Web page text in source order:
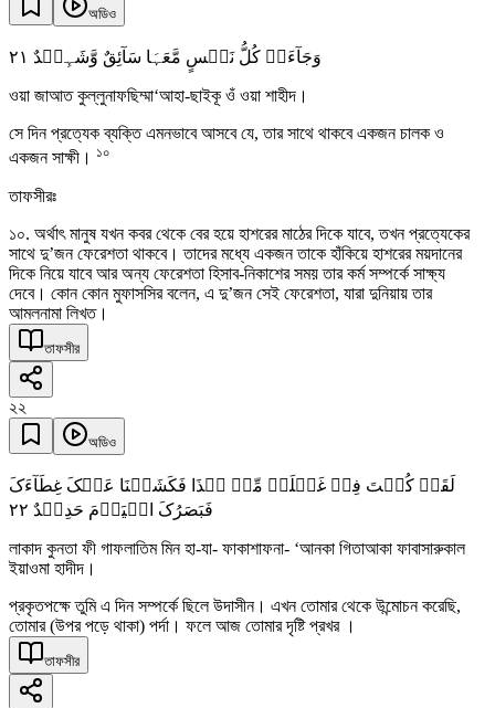
অডিও
وَجَآءَتۡ کُلُّ نَفۡسٍ مَّعَہَا سَآئِقٌ وَّشَہِیۡدٌ ٢١
ওয়া জাআত কুল্লুনাফছিম্মা‘আহা-ছাইকূ ওঁ ওয়া শাহীদ।
সে দিন প্রত্যেক ব্যক্তি এমনভাবে আসবে যে, তার সাথে থাকবে একজন চালক ও
একজন সাক্ষী। ১০
তাফসীরঃ
১০. অর্থাৎ মানুষ যখন কবর থেকে বের হয়ে হাশরের মাঠের দিকে যাবে, তখন প্রত্যেকের
সাথে দু’জন ফেরেশতা থাকবে। তাদের মধ্যে একজন তাকে হাঁকিয়ে হাশরের ময়দানের
দিকে নিয়ে যাবে আর অন্য ফেরেশতা হিসাব-নিকাশের সময় তার কর্ম সম্পর্কে সাক্ষ্য
দেবে। কোন কোন মুফাসসির বলেন, এ দু’জন সেই ফেরেশতা, যারা দুনিয়ায় তার
আমলনামা লিখত।
তাফসীর
২২
অডিও
لَقَدۡ کُنۡتَ فِیۡ غَفۡلَۃٍ مِّنۡ ہٰذَا فَکَشَفۡنَا عَنۡکَ غِطَآءَکَ
فَبَصَرُکَ الۡیَوۡمَ حَدِیۡدٌ ٢٢
লাকাদ কুনতা ফী গাফলাতিম মিন হা-যা- ফাকাশাফনা- ‘আনকা গিতাআকা ফাবাসারুকাল
ইয়াওমা হাদীদ।
প্রকৃতপক্ষে তুমি এ দিন সম্পর্কে ছিলে উদাসীন। এখন তোমার থেকে উন্মোচন করেছি,
তোমার (উপর পড়ে থাকা) পর্দা। ফলে আজ তোমার দৃষ্টি প্রখর ।
তাফসীর